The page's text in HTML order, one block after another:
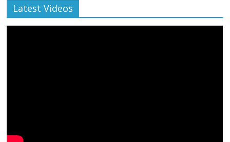
Latest Videos